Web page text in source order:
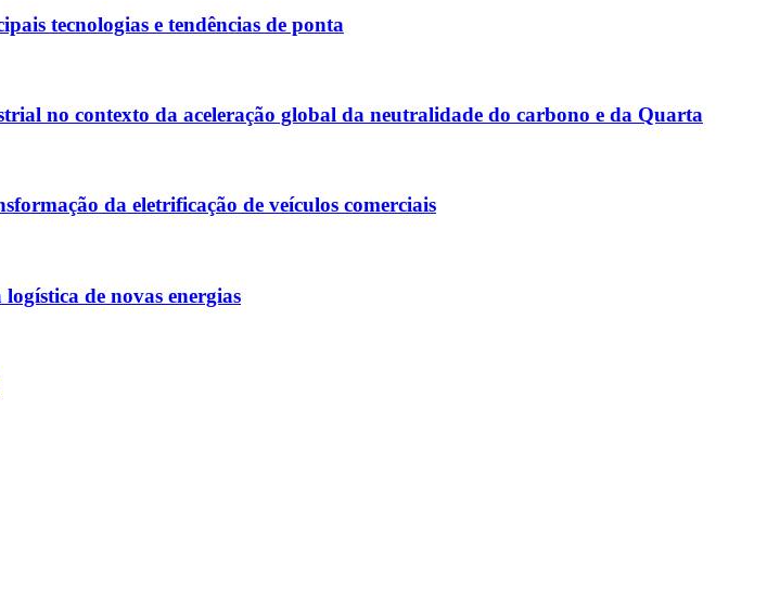
tecnologias e tendências de ponta
no contexto da aceleração global da neutralidade do carbono e da Quarta
da eletrificação de veículos comerciais
de novas energias